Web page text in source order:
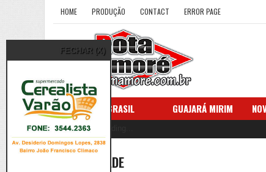
HOME PRODUÇÃO CONTACT ERROR PAGE
HOME BRASIL GUAJARÁ MIRIM
News
FECHAR (X)
PUBLICIDADE